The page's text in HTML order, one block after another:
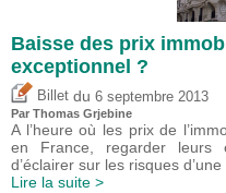
Baisse des prix
exceptionnel ?
Billet du 6 septembre 2013
Par Thomas Grjebine
A l’heure où les prix de
en France, regarder leurs
d’éclairer sur les risques
Lire la suite >